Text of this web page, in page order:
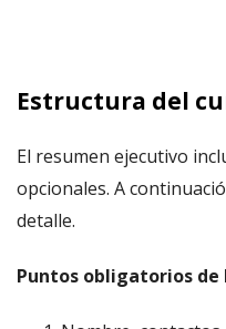
Estructura del
El resumen ejecutivo
opcionales. A
detalle.
Puntos obligatorios